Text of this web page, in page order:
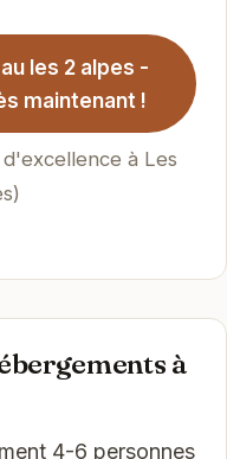
les 2 alpes -
maintenant !
à Les
à
4-6 personnes